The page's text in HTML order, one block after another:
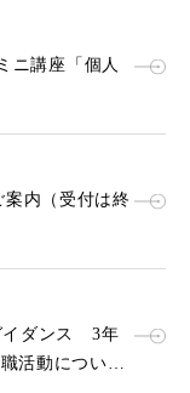
ニ講座「個人
案内（受付は終
イダンス 3年
活動につい